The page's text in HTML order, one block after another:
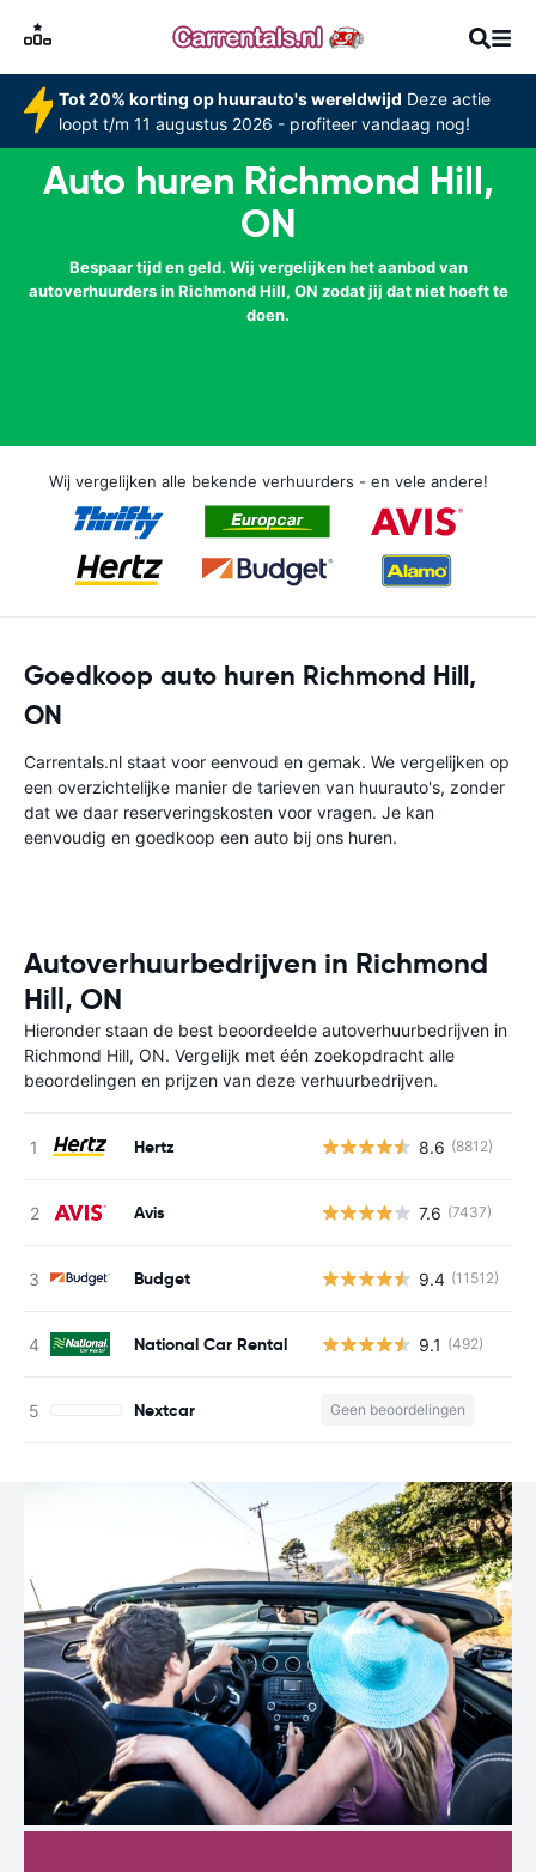
Tot 20% korting op huurauto's wereldwijd Deze actie
loopt t/m 11 augustus 2026 - profiteer vandaag nog!
Auto huren Richmond Hill,
ON
Bespaar tijd en geld. Wij vergelijken het aanbod van
autoverhuurders in Richmond Hill, ON zodat jij dat niet hoeft te
doen.
Wij vergelijken alle bekende verhuurders - en vele andere!
Goedkoop auto huren Richmond Hill,
ON
Carrentals.nl staat voor eenvoud en gemak. We vergelijken op
een overzichtelijke manier de tarieven van huurauto's, zonder
dat we daar reserveringskosten voor vragen. Je kan
eenvoudig en goedkoop een auto bij ons huren.
Autoverhuurbedrijven in Richmond
Hill, ON
Hieronder staan de best beoordeelde autoverhuurbedrijven in
Richmond Hill, ON. Vergelijk met één zoekopdracht alle
beoordelingen en prijzen van deze verhuurbedrijven.
Hertz 8.6 (8812)
Avis 7.6 (7437)
Budget 9.4 (11512)
National Car Rental 9.1 (492)
Nextcar Geen beoordelingen